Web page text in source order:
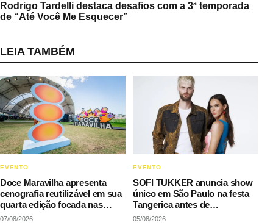
Rodrigo Tardelli destaca desafios com a 3ª temporada
de “Até Você Me Esquecer”
LEIA TAMBÉM
EVENTO
Doce Maravilha apresenta
cenografia reutilizável em sua
quarta edição focada nas
manifestações populares
07/08/2026
EVENTO
SOFI TUKKER anuncia show
único em São Paulo na festa
Tangerica antes de
apresentação no Rock in Rio
05/08/2026